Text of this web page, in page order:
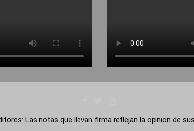
Las notas que llevan firma reflejan la opinion de